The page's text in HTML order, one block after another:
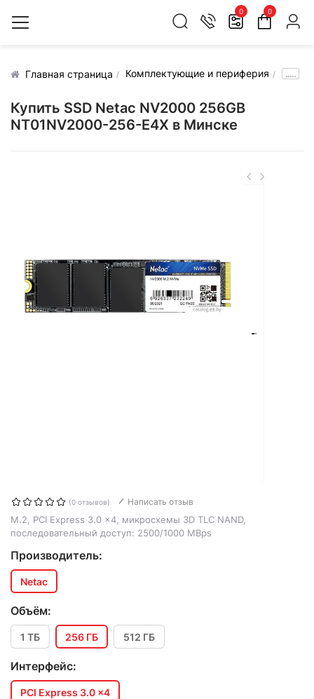
0 0
Главная страница Комплектующие и периферия .....
Купить SSD Netac NV2000 256GB
NT01NV2000-256-E4X в Минске
(0 отзывов) Написать отзыв
M.2, PCI Express 3.0 x4, микросхемы 3D TLC NAND,
последовательный доступ: 2500/1000 MBps
Производитель:
Netac
Объём:
1 ТБ 256 ГБ 512 ГБ
Интерфейс:
PCI Express 3.0 x4